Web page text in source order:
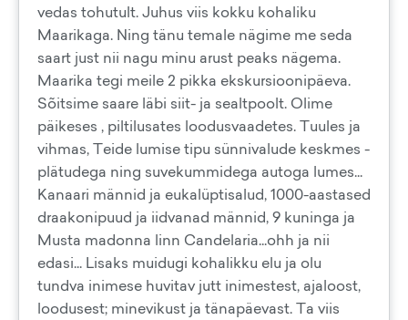
vedas tohutult. Juhus viis kokku kohaliku
Maarikaga. Ning tänu temale nägime me seda
saart just nii nagu minu arust peaks nägema.
Maarika tegi meile 2 pikka ekskursioonipäeva.
Sõitsime saare läbi siit- ja sealtpoolt. Olime
päikeses , piltilusates loodusvaadetes. Tuules ja
vihmas, Teide lumise tipu sünnivalude keskmes -
plätudega ning suvekummidega autoga lumes...
Kanaari männid ja eukalüptisalud, 1000-aastased
draakonipuud ja iidvanad männid, 9 kuninga ja
Musta madonna linn Candelaria...ohh ja nii
edasi... Lisaks muidugi kohalikku elu ja olu
tundva inimese huvitav jutt inimestest, ajaloost,
loodusest; minevikust ja tänapäevast. Ta viis